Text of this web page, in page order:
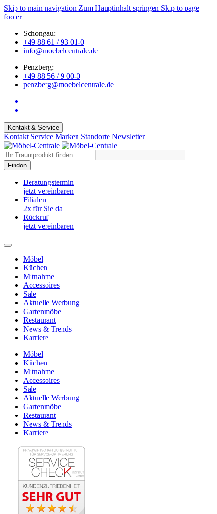
Skip to main navigation Zum Hauptinhalt springen Skip to page
footer
Schongau:
+49 88 61 / 93 01-0
info@moebelcentrale.de
Penzberg:
+49 88 56 / 9 00-0
penzberg@moebelcentrale.de
Kontakt & Service
Kontakt Service Marken Standorte Newsletter
Finden
Beratungstermin
jetzt vereinbaren
Filialen
2x für Sie da
Rückruf
jetzt vereinbaren
Möbel
Küchen
Mitnahme
Accessoires
Sale
Aktuelle Werbung
Gartenmöbel
Restaurant
News & Trends
Karriere
Möbel
Küchen
Mitnahme
Accessoires
Sale
Aktuelle Werbung
Gartenmöbel
Restaurant
News & Trends
Karriere